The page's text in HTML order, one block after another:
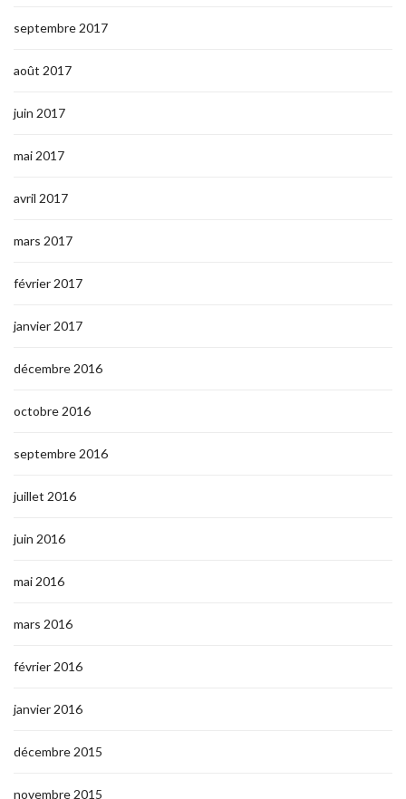
septembre 2017
août 2017
juin 2017
mai 2017
avril 2017
mars 2017
février 2017
janvier 2017
décembre 2016
octobre 2016
septembre 2016
juillet 2016
juin 2016
mai 2016
mars 2016
février 2016
janvier 2016
décembre 2015
novembre 2015